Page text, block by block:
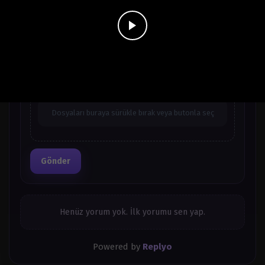
Bölüm 20
Mart 28, 2024
Bölüm 19
Mart 28, 2024
Bölüm 18
Dosyaları buraya sürükle bırak veya butonla seç
Gönder
Henüz yorum yok. İlk yorumu sen yap.
Powered by Replyo